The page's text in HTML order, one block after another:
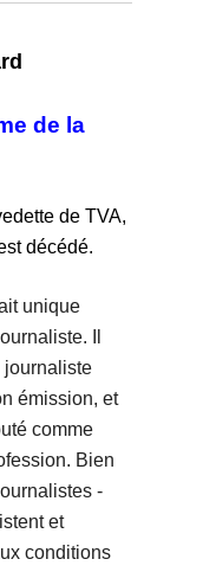
de la
de TVA,
décédé.
unique
Il
journaliste
émission, et
comme
Bien
-
et
conditions